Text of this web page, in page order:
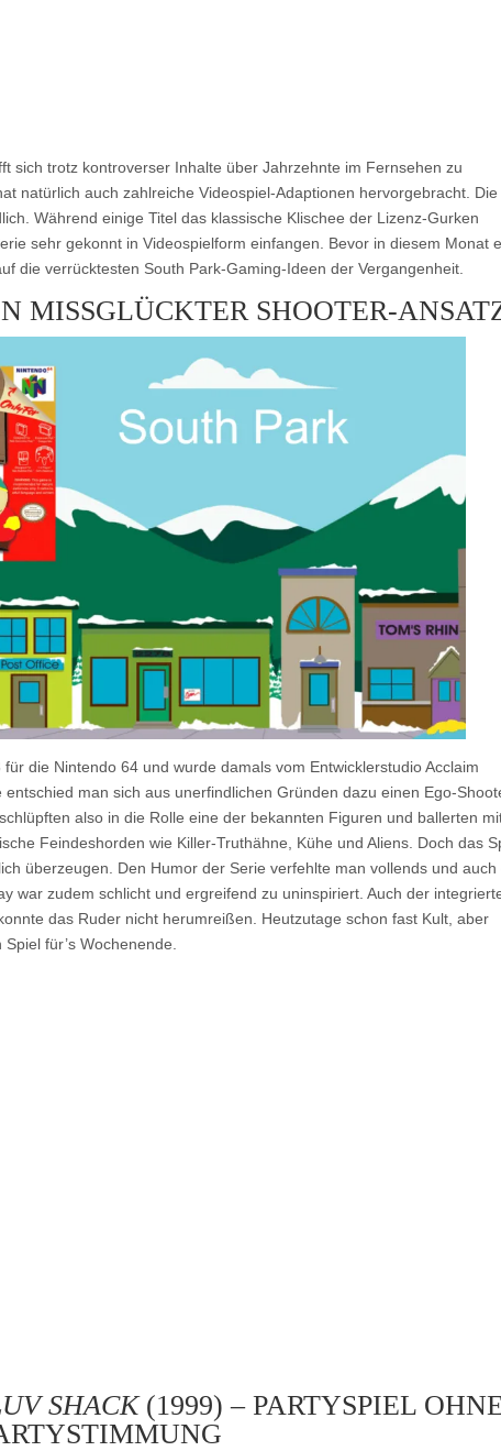
sich trotz kontroverser Inhalte über Jahrzehnte im Fernsehen zu
natürlich auch zahlreiche Videospiel-Adaptionen hervorgebracht. Die
Während einige Titel das klassische Klischee der Lizenz-Gurken
sehr gekonnt in Videospielform einfangen. Bevor in diesem Monat
die verrücktesten South Park-Gaming-Ideen der Vergangenheit.
MISSGLÜCKTER SHOOTER-
die Nintendo 64 und wurde damals vom Entwicklerstudio Acclaim
man sich aus unerfindlichen Gründen dazu einen Ego-
also in die Rolle eine der bekannten Figuren und ballerten
Feindeshorden wie Killer-Truthähne, Kühe und Aliens. Doch das
überzeugen. Den Humor der Serie verfehlte man vollends und auch
war zudem schlicht und ergreifend zu uninspiriert. Auch der
das Ruder nicht herumreißen. Heutzutage schon fast Kult, aber
für’s Wochenende.
SHACK(1999) – PARTYSPIEL